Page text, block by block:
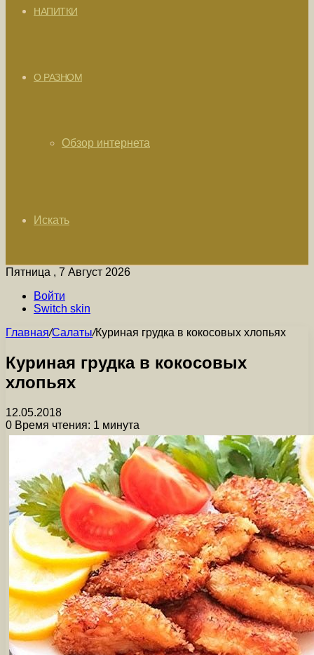
НАПИТКИ
О РАЗНОМ
Обзор интернета
Искать
Пятница , 7 Август 2026
Войти
Switch skin
Главная/Салаты/Куриная грудка в кокосовых хлопьях
Куриная грудка в кокосовых
хлопьях
12.05.2018
0 Время чтения: 1 минута